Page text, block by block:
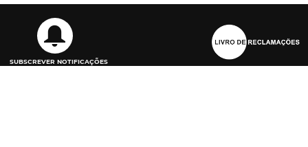
SUBSCREVER NOTIFICAÇÕES